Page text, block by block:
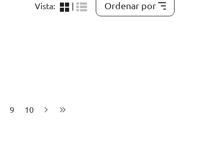
Vista: Ordenar por
9 10